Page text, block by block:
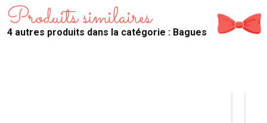
Produits similaires
4 autres produits dans la catégorie : Bagues